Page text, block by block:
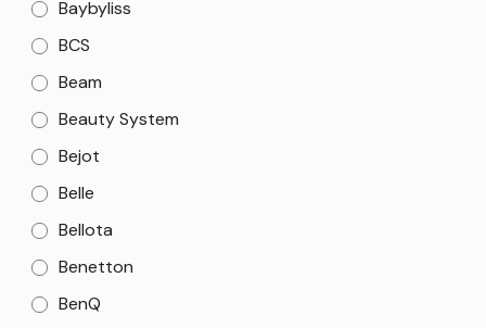
Baybyliss
BCS
Beam
Beauty System
Bejot
Belle
Bellota
Benetton
BenQ